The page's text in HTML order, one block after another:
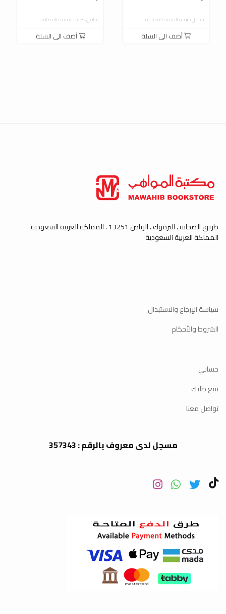
شامل ضريبة القيمة المضافة
أضف الى السلة
شامل ضريبة القيمة المضافة
أضف الى السلة
طريق الصحابة ، اليرموك ، الرياض 13251 ، المملكة العربية السعودية
المملكة العربية السعودية
سياسة الإرجاع والاستبدال
الشروط والأحكام
حسابي
تتبع طلبك
تواصل معنا
مسجل لدى معروف بالرقم : 357343